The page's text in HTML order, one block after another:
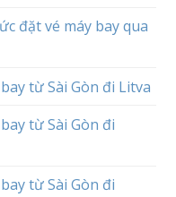
đặt vé máy bay qua
từ Sài Gòn đi Litva
từ Sài Gòn đi
từ Sài Gòn đi